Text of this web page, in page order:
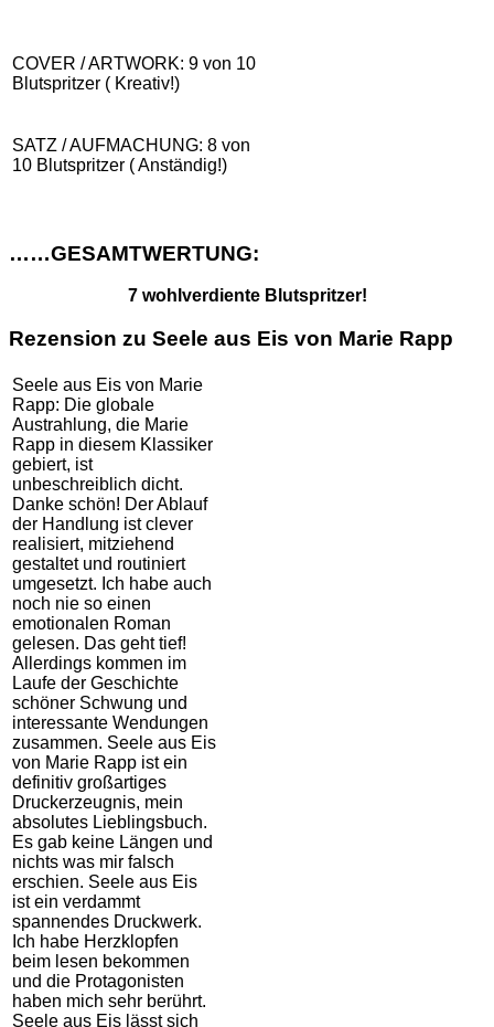
COVER / ARTWORK: 9 von 10
Blutspritzer ( Kreativ!)
SATZ / AUFMACHUNG: 8 von
10 Blutspritzer ( Anständig!)
……GESAMTWERTUNG:
7 wohlverdiente Blutspritzer!
Rezension zu Seele aus Eis von Marie Rapp
Seele aus Eis von Marie
Rapp: Die globale
Austrahlung, die Marie
Rapp in diesem Klassiker
gebiert, ist
unbeschreiblich dicht.
Danke schön! Der Ablauf
der Handlung ist clever
realisiert, mitziehend
gestaltet und routiniert
umgesetzt. Ich habe auch
noch nie so einen
emotionalen Roman
gelesen. Das geht tief!
Allerdings kommen im
Laufe der Geschichte
schöner Schwung und
interessante Wendungen
zusammen. Seele aus Eis
von Marie Rapp ist ein
definitiv großartiges
Druckerzeugnis, mein
absolutes Lieblingsbuch.
Es gab keine Längen und
nichts was mir falsch
erschien. Seele aus Eis
ist ein verdammt
spannendes Druckwerk.
Ich habe Herzklopfen
beim lesen bekommen
und die Protagonisten
haben mich sehr berührt.
Seele aus Eis lässt sich